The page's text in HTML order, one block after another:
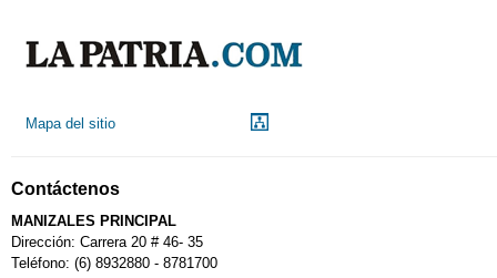
Calendario Tributario
Mapa del sitio
Contáctenos
MANIZALES PRINCIPAL
Dirección: Carrera 20 # 46- 35
Teléfono: (6) 8932880 - 8781700